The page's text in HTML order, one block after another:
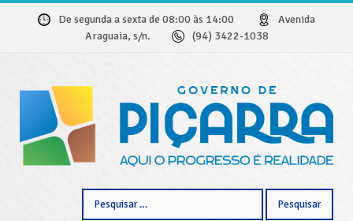
De segunda a sexta de 08:00 às 14:00
Avenida
Araguaia, s/n.
(94) 3422-1038